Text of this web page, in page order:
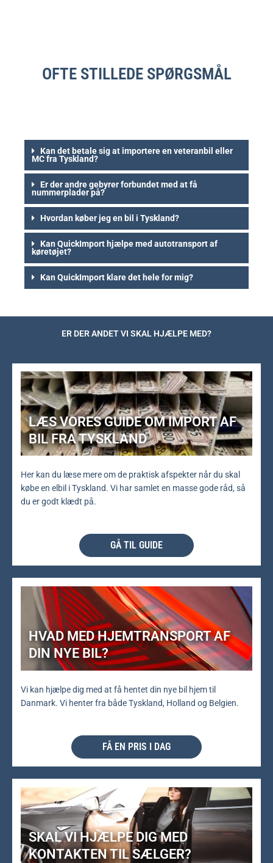
OFTE STILLEDE SPØRGSMÅL
Kan det betale sig at importere en veteranbil eller
MC fra Tyskland?
Er der andre gebyrer forbundet med at få
nummerplader på?
Hvordan køber jeg en bil i Tyskland?
Kan QuickImport hjælpe med autotransport af
køretøjet?
Kan QuickImport klare det hele for mig?
ER DER ANDET VI SKAL HJÆLPE MED?
LÆS VORES GUIDE OM IMPORT AF
BIL FRA TYSKLAND
Her kan du læse mere om de praktisk afspekter når du skal
købe en elbil i Tyskland. Vi har samlet en masse gode råd, så
du er godt klædt på.
GÅ TIL GUIDE
HVAD MED HJEMTRANSPORT AF
DIN NYE BIL?
Vi kan hjælpe dig med at få hentet din nye bil hjem til
Danmark. Vi henter fra både Tyskland, Holland og Belgien.
FÅ EN PRIS I DAG
SKAL VI HJÆLPE DIG MED
KONTAKTEN TIL SÆLGER?